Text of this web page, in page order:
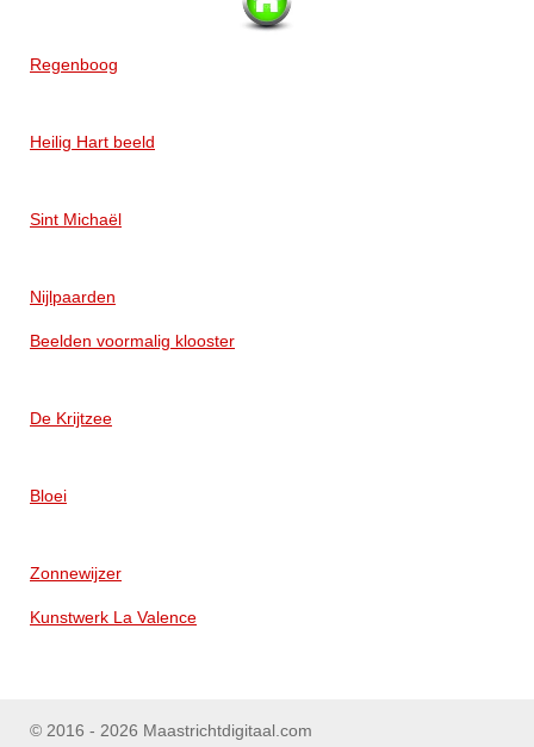
Regenboog
Heilig Hart beeld
Sint Michaël
Nijlpaarden
Beelden voormalig klooster
De Krijtzee
Bloei
Zonnewijzer
Kunstwerk La Valence
© 2016 - 2026 Maastrichtdigitaal.com